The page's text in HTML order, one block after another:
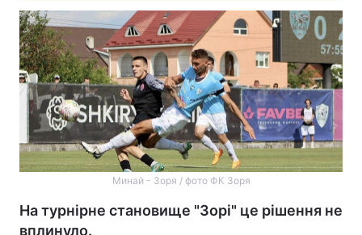
Минай - Зоря / фото ФК Зоря
На турнірне становище "Зорі" це рішення не
вплинуло.